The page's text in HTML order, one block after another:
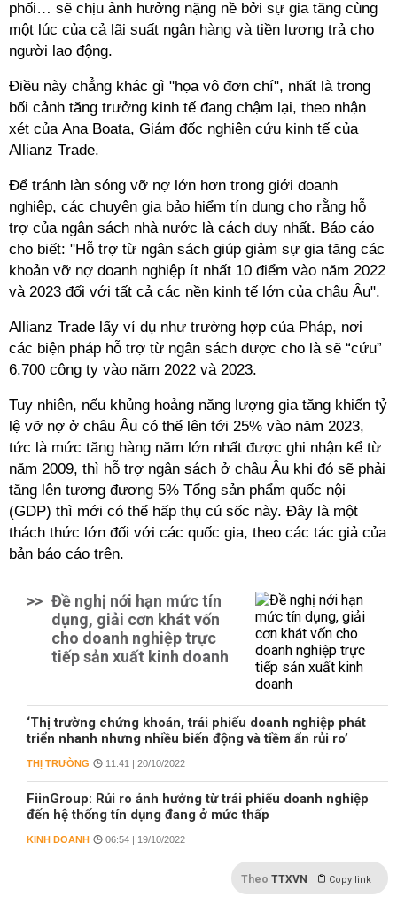
phối… sẽ chịu ảnh hưởng nặng nề bởi sự gia tăng cùng
một lúc của cả lãi suất ngân hàng và tiền lương trả cho
người lao động.
Điều này chẳng khác gì "họa vô đơn chí", nhất là trong
bối cảnh tăng trưởng kinh tế đang chậm lại, theo nhận
xét của Ana Boata, Giám đốc nghiên cứu kinh tế của
Allianz Trade.
Để tránh làn sóng vỡ nợ lớn hơn trong giới doanh
nghiệp, các chuyên gia bảo hiểm tín dụng cho rằng hỗ
trợ của ngân sách nhà nước là cách duy nhất. Báo cáo
cho biết: "Hỗ trợ từ ngân sách giúp giảm sự gia tăng các
khoản vỡ nợ doanh nghiệp ít nhất 10 điểm vào năm 2022
và 2023 đối với tất cả các nền kinh tế lớn của châu Âu".
Allianz Trade lấy ví dụ như trường hợp của Pháp, nơi
các biện pháp hỗ trợ từ ngân sách được cho là sẽ “cứu”
6.700 công ty vào năm 2022 và 2023.
Tuy nhiên, nếu khủng hoảng năng lượng gia tăng khiến tỷ
lệ vỡ nợ ở châu Âu có thể lên tới 25% vào năm 2023,
tức là mức tăng hàng năm lớn nhất được ghi nhận kể từ
năm 2009, thì hỗ trợ ngân sách ở châu Âu khi đó sẽ phải
tăng lên tương đương 5% Tổng sản phẩm quốc nội
(GDP) thì mới có thể hấp thụ cú sốc này. Đây là một
thách thức lớn đối với các quốc gia, theo các tác giả của
bản báo cáo trên.
>> Đề nghị nới hạn mức tín
dụng, giải cơn khát vốn
cho doanh nghiệp trực
tiếp sản xuất kinh doanh
‘Thị trường chứng khoán, trái phiếu doanh nghiệp phát
triển nhanh nhưng nhiều biến động và tiềm ẩn rủi ro’
THỊ TRƯỜNG 11:41 | 20/10/2022
FiinGroup: Rủi ro ảnh hưởng từ trái phiếu doanh nghiệp
đến hệ thống tín dụng đang ở mức thấp
KINH DOANH 06:54 | 19/10/2022
Theo TTXVN Copy link